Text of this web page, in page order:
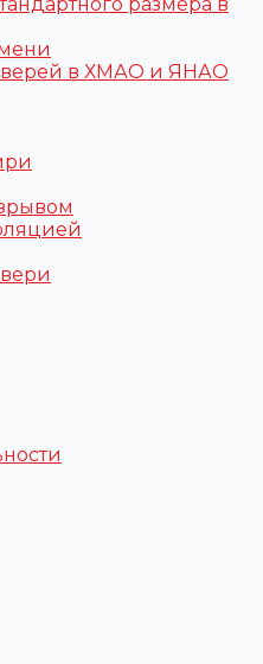
в ХМАО и ЯНАО